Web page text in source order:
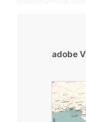
adobe